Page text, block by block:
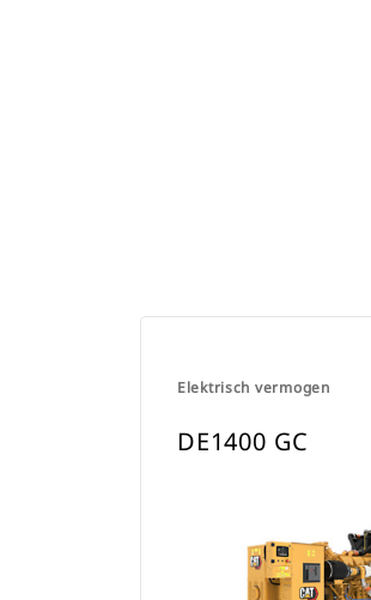
Elektrisch vermogen
DE1400 GC